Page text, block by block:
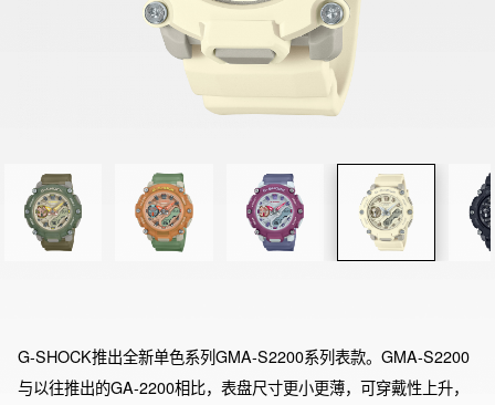
G-SHOCK推出全新单色系列GMA-S2200系列表款。GMA-S2200
与以往推出的GA-2200相比，表盘尺寸更小更薄，可穿戴性上升，